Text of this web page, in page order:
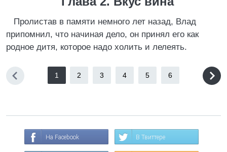
Пролистав в памяти немного лет назад, Влад
припомнил, что начиная дело, он принял его как
родное дитя, которое надо холить и лелеять.
1 2 3 4 5 6
На Facebook В Твиттере